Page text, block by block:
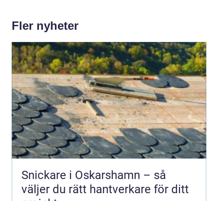
Fler nyheter
Snickare i Oskarshamn – så
väljer du rätt hantverkare för ditt